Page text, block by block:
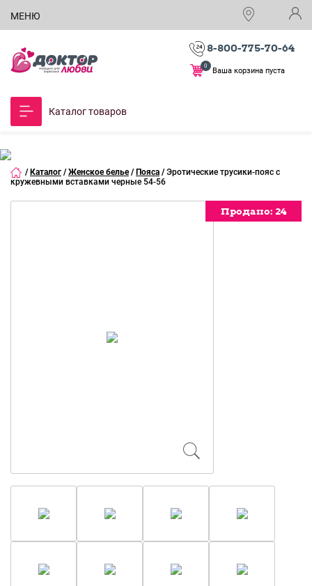
МЕНЮ
8-800-775-70-64
Ваша корзина пуста
0
Каталог товаров
/ Каталог / Женское белье / Пояса / Эротические трусики-пояс с
кружевными вставками черные 54-56
Продано: 24
Продано: 24
Продано: 24
Продано: 24
Продано: 24
Продано: 24
Продано: 24
Продано: 24
Продано: 24
Продано: 24
Продано: 24
Продано: 24
Продано: 24
Продано: 24